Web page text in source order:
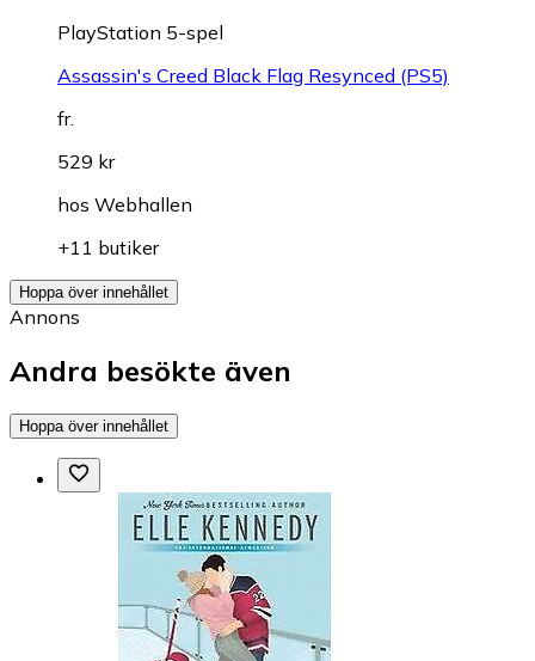
PlayStation 5-spel
Assassin's Creed Black Flag Resynced (PS5)
fr.
529 kr
hos Webhallen
+11 butiker
Hoppa över innehållet
Annons
Andra besökte även
Hoppa över innehållet